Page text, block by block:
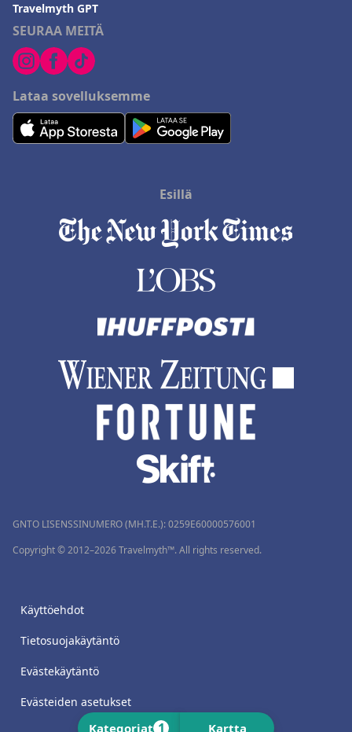
Kategoriat 1 Kartta
SEURAA MEITÄ
Lataa sovelluksemme
Travelmyth GPT
Esillä
GNTO LISENSSINUMERO (MH.T.E.): 0259Ε60000576001
Copyright © 2012–2026 Travelmyth™. All rights reserved.
Käyttöehdot
Tietosuojakäytäntö
Evästekäytäntö
Evästeiden asetukset